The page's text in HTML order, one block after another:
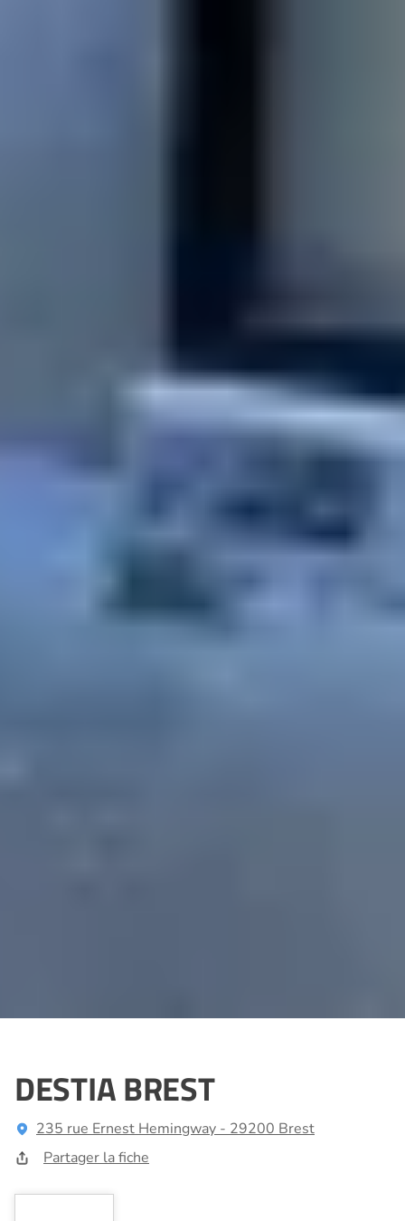
DESTIA BREST
235 rue Ernest Hemingway - 29200 Brest
Partager la fiche